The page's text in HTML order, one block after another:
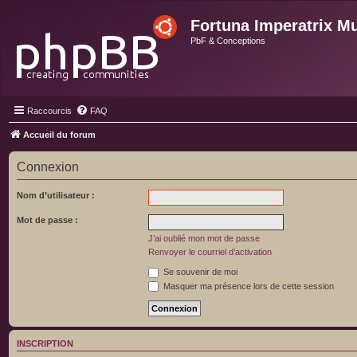
Fortuna Imperatrix
PbF & Conceptions
Raccourcis FAQ
Accueil du forum
Connexion
Nom d’utilisateur :
Mot de passe :
J’ai oublié mon mot de passe
Renvoyer le courriel d’activation
Se souvenir de moi
Masquer ma présence lors de cette session
INSCRIPTION